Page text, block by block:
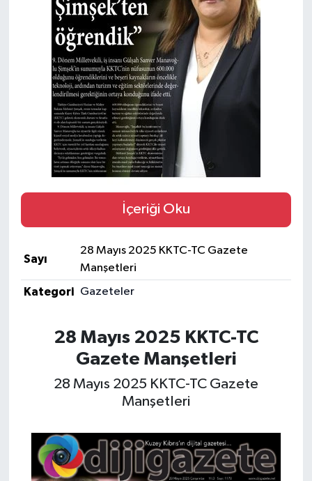
İçeriği Oku
Sayı
28 Mayıs 2025 KKTC-TC Gazete
Manşetleri
Kategori Gazeteler
28 Mayıs 2025 KKTC-TC
Gazete Manşetleri
28 Mayıs 2025 KKTC-TC Gazete
Manşetleri